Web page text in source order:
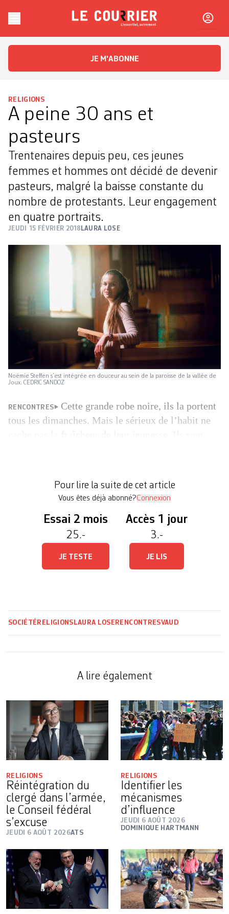
Le CourrierL'essentiel, autrement
JE M'ABONNE
RELIGIONS
A peine 30 ans et
pasteurs
Trentenaires depuis peu, ces jeunes
femmes et hommes ont décidé de devenir
pasteurs, malgré la baisse constante du
nombre de protestants. Leur engagement
en quatre portraits.
JEUDI 15 FÉVRIER 2018 LAURA LOSE
Noémie Steffen s’est intégrée en douceur au sein de la paroisse de la vallée de
Joux. CEDRIC SANDOZ
RENCONTRES
Cette grande robe noire, ils la portent
tous les dimanches. Mais le sérieux de l’habit ne
ont envie d’ouverture, de […]
Pour lire la suite de cet article
Vous êtes déjà abonné?Connexion
Essai 2 mois
25.-
JE TESTE
Accès 1 jour
3.-
JE LIS
SOCIÉTÉ RELIGIONS LAURA LOSE RENCONTRESVAUD
A lire également
RELIGIONS
Réintégration du
clergé dans l’armée,
le Conseil fédéral
s’excuse
JEUDI 6 AOÛT 2026ATS
RELIGIONS
Identifier les
mécanismes
d’influence
JEUDI 6 AOÛT 2026
DOMINIQUE HARTMANN